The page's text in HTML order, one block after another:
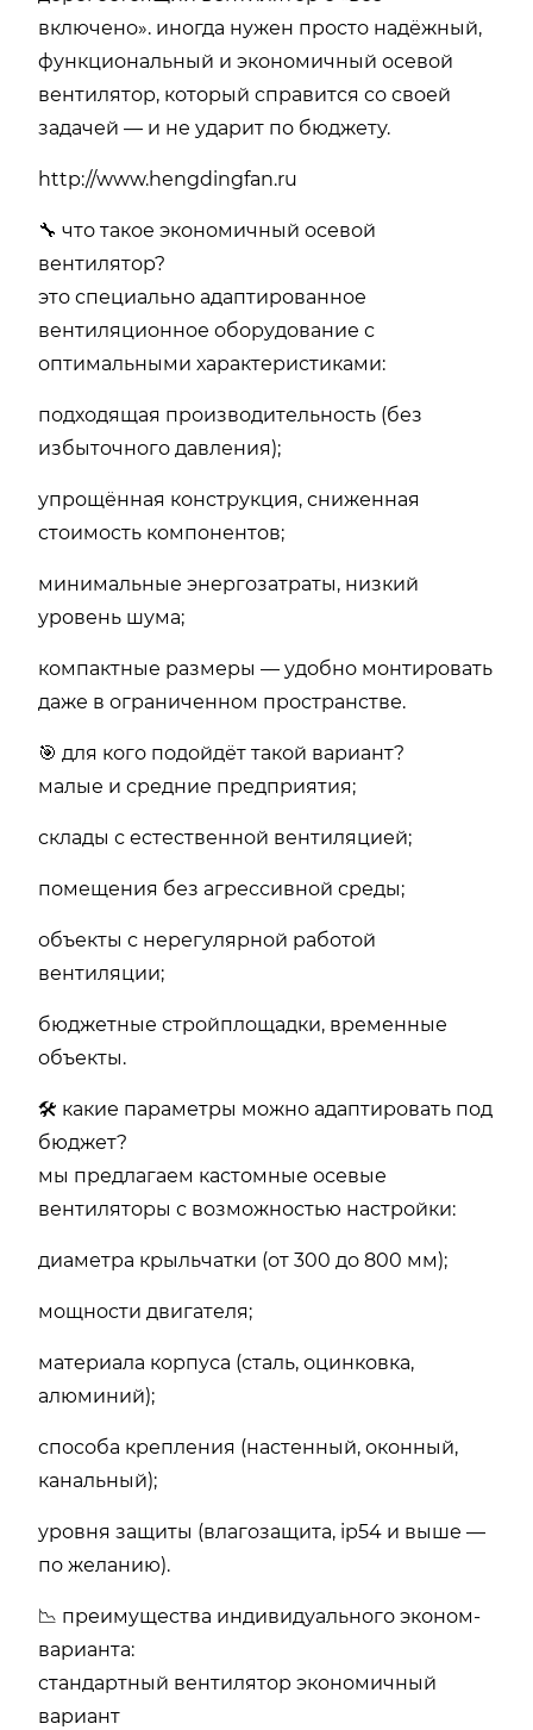
включено». иногда нужен просто надёжный,
функциональный и экономичный осевой
вентилятор, который справится со своей
задачей — и не ударит по бюджету.
http://www.hengdingfan.ru
🔧 что такое экономичный осевой
вентилятор?
это специально адаптированное
вентиляционное оборудование с
оптимальными характеристиками:
подходящая производительность (без
избыточного давления);
упрощённая конструкция, сниженная
стоимость компонентов;
минимальные энергозатраты, низкий
уровень шума;
компактные размеры — удобно монтировать
даже в ограниченном пространстве.
🎯 для кого подойдёт такой вариант?
малые и средние предприятия;
склады с естественной вентиляцией;
помещения без агрессивной среды;
объекты с нерегулярной работой
вентиляции;
бюджетные стройплощадки, временные
объекты.
🛠️ какие параметры можно адаптировать под
бюджет?
мы предлагаем кастомные осевые
вентиляторы с возможностью настройки:
диаметра крыльчатки (от 300 до 800 мм);
мощности двигателя;
материала корпуса (сталь, оцинковка,
алюминий);
способа крепления (настенный, оконный,
канальный);
уровня защиты (влагозащита, ip54 и выше —
по желанию).
📉 преимущества индивидуального эконом-
варианта:
стандартный вентилятор экономичный
вариант